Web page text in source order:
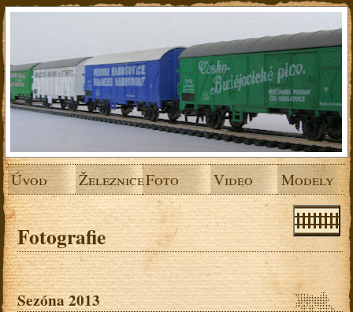
Úvod ŽelezniceFoto Video Modely
Fotografie
Sezóna 2013